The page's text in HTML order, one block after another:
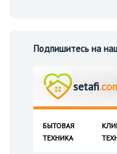
Подпишитесь на